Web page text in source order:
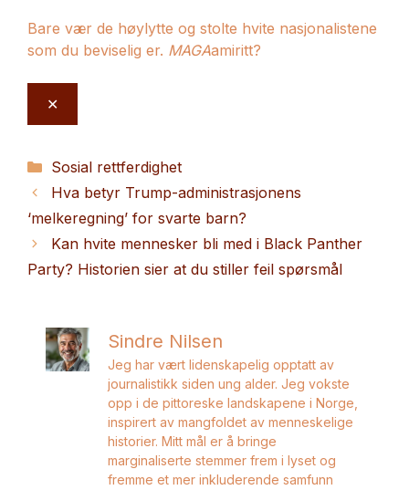
Bare vær de høylytte og stolte hvite nasjonalistene
som du beviselig er. MAGAamiritt?
✕
Kategorier
Sosial rettferdighet
Hva betyr Trump-administrasjonens
‘melkeregning’ for svarte barn?
Kan hvite mennesker bli med i Black Panther
Party? Historien sier at du stiller feil spørsmål
Sindre Nilsen
Jeg har vært lidenskapelig opptatt av
journalistikk siden ung alder. Jeg vokste
opp i de pittoreske landskapene i Norge,
inspirert av mangfoldet av menneskelige
historier. Mitt mål er å bringe
marginaliserte stemmer frem i lyset og
fremme et mer inkluderende samfunn